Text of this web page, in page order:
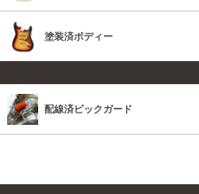
塗装済ボディー
配線済ピックガード